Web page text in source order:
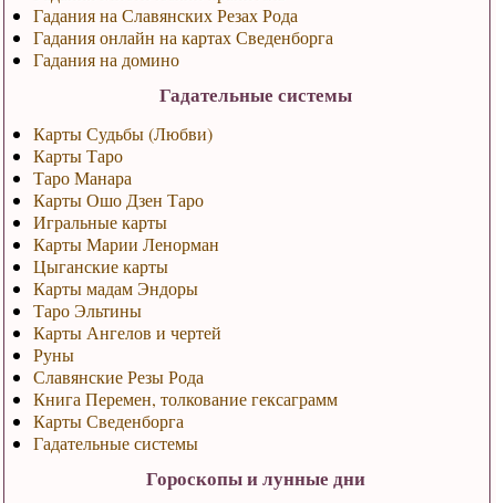
Гадания на Славянских Резах Рода
Гадания онлайн на картах Сведенборга
Гадания на домино
Гадательные системы
Карты Судьбы (Любви)
Карты Таро
Таро Манара
Карты Ошо Дзен Таро
Игральные карты
Карты Марии Ленорман
Цыганские карты
Карты мадам Эндоры
Таро Эльтины
Карты Ангелов и чертей
Руны
Славянские Резы Рода
Книга Перемен, толкование гексаграмм
Карты Сведенборга
Гадательные системы
Гороскопы и лунные дни